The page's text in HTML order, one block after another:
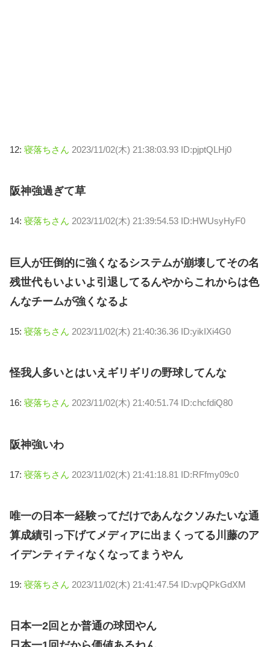
12: 寝落ちさん 2023/11/02(木) 21:38:03.93 ID:pjptQLHj0
阪神強過ぎて草
14: 寝落ちさん 2023/11/02(木) 21:39:54.53 ID:HWUsyHyF0
巨人が圧倒的に強くなるシステムが崩壊してその名
残世代もいよいよ引退してるんやからこれからは色
んなチームが強くなるよ
15: 寝落ちさん 2023/11/02(木) 21:40:36.36 ID:yikIXi4G0
怪我人多いとはいえギリギリの野球してんな
16: 寝落ちさん 2023/11/02(木) 21:40:51.74 ID:chcfdiQ80
阪神強いわ
17: 寝落ちさん 2023/11/02(木) 21:41:18.81 ID:RFfmy09c0
唯一の日本一経験ってだけであんなクソみたいな通
算成績引っ下げてメディアに出まくってる川藤のア
イデンティティなくなってまうやん
19: 寝落ちさん 2023/11/02(木) 21:41:47.54 ID:vpQPkGdXM
日本一2回とか普通の球団やん